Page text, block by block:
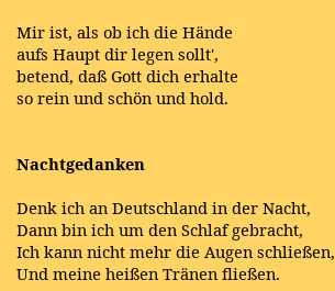
Mir ist, als ob ich die Hände
aufs Haupt dir legen sollt',
betend, daß Gott dich erhalte
so rein und schön und hold.
Nachtgedanken
Denk ich an Deutschland in der Nacht,
Dann bin ich um den Schlaf gebracht,
Ich kann nicht mehr die Augen schließen,
Und meine heißen Tränen fließen.